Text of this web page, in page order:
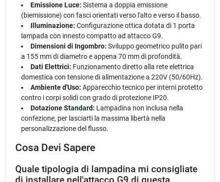
Emissione Luce: Sistema a doppia emissione
(biemissione) con fasci orientati verso l'alto e verso il basso.
Illuminazione: Configurazione ottica dotata di 1 porta
lampada con innesto compatto ad attacco G9.
Dimensioni di Ingombro: Sviluppo geometrico pulito pari
a 155 mm di diametro e appena 70 mm di profondità.
Dati Elettrici: Funzionamento diretto alla rete elettrica
domestica con tensione di alimentazione a 220V (50/60Hz).
Ambiente d'Uso: Apparecchio tecnico per interni protetto
contro i corpi solidi con grado di protezione IP20.
Dotazione Standard: Lampadina non inclusa nella
confezione, per lasciarti la massima libertà nella
personalizzazione del flusso.
Cosa Devi Sapere
Quale tipologia di lampadina mi consigliate